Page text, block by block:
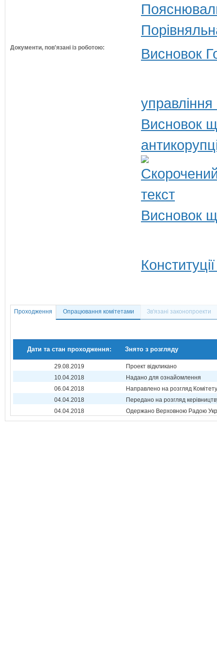
Документи, пов'язані із роботою: Висновок
Висновок
Висновок
Проходження Опрацювання комітетами Зв'язані законопроекти
Дати та стан проходження: Знято з розгляду
29.08.2019
Проект відкликано
10.04.2018
Надано для ознайомлення
06.04.2018
Направлено на розгляд Комітету
04.04.2018
Передано на розгляд
04.04.2018
Одержано Верховною Радою